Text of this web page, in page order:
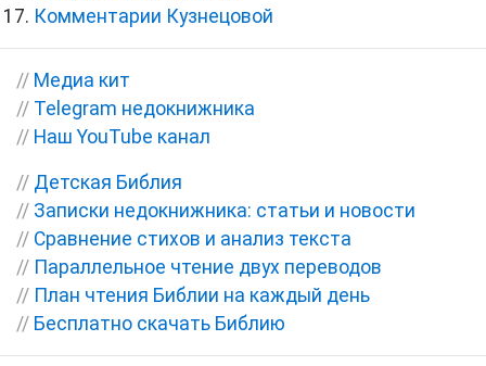
Комментарии Кузнецовой
// Медиа кит
// Telegram недокнижника
// Наш YouTube канал
// Детская Библия
// Записки недокнижника: статьи и новости
// Сравнение стихов и анализ текста
// Параллельное чтение двух переводов
// План чтения Библии на каждый день
// Бесплатно скачать Библию